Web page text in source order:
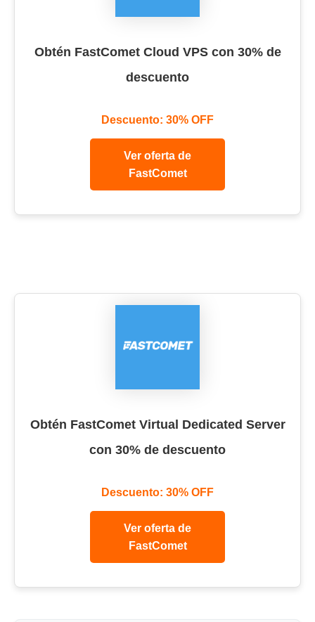
Obtén FastComet Cloud VPS con 30% de
descuento
Descuento: 30% OFF
Ver oferta de
FastComet
Obtén FastComet Virtual Dedicated Server
con 30% de descuento
Descuento: 30% OFF
Ver oferta de
FastComet